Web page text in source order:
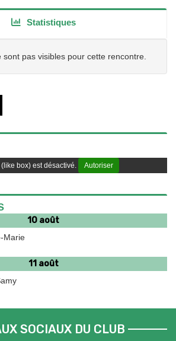
Statistiques
sont pas visibles pour cette rencontre.
(like box) est désactivé. Autoriser
10 août
Marie
11 août
SOCIAUX DU CLUB